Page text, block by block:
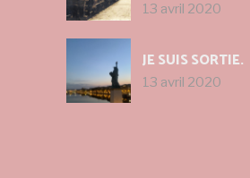
13 avril 2020
JE SUIS SORTIE.
13 avril 2020